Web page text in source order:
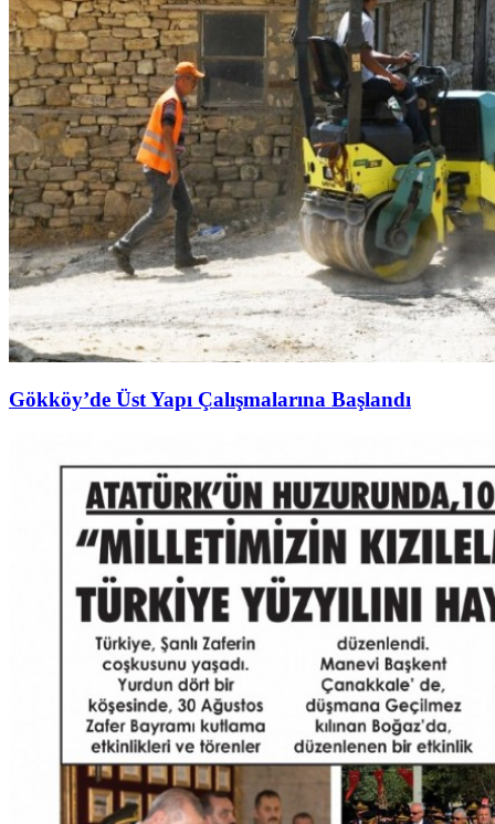
Gökköy’de Üst Yapı Çalışmalarına Başlandı